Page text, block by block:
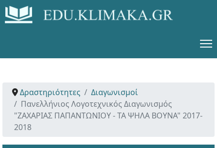
Δραστηριότητες
Διαγωνισμοί
Πανελλήνιος Λογοτεχνικός Διαγωνισμός
"ΖΑΧΑΡΙΑΣ ΠΑΠΑΝΤΩΝΙΟΥ - ΤΑ ΨΗΛΑ ΒΟΥΝΑ" 2017-
2018